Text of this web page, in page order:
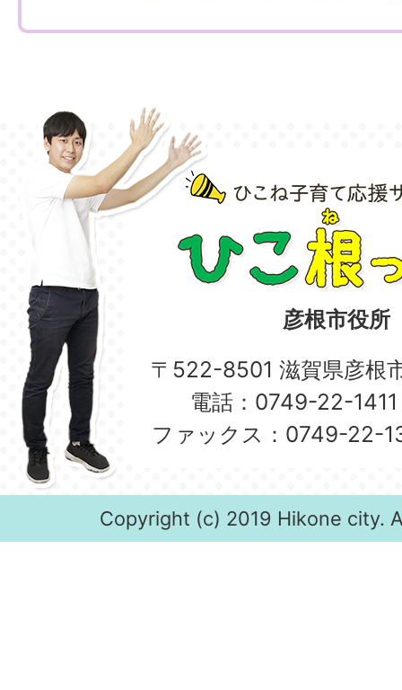
彦根市役所
〒522-8501 滋賀県彦根
電話：0749-22-1411
ファックス：0749-22-
Copyright (c) 2019 Hikone city.